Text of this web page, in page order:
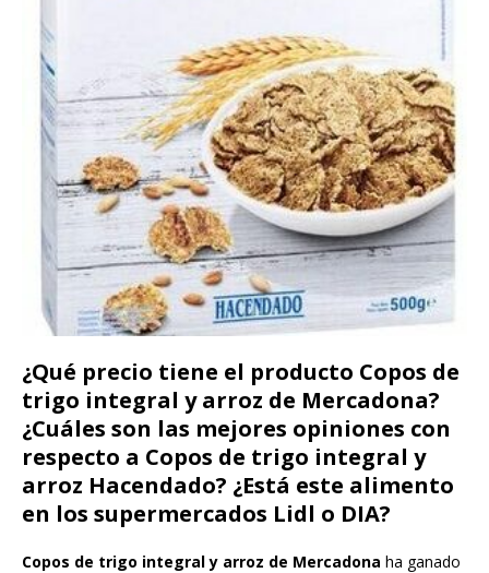
¿Qué precio tiene el producto Copos de
trigo integral y arroz de Mercadona?
¿Cuáles son las mejores opiniones con
respecto a Copos de trigo integral y
arroz Hacendado? ¿Está este alimento
en los supermercados Lidl o DIA?
Copos de trigo integral y arroz de Mercadona ha ganado